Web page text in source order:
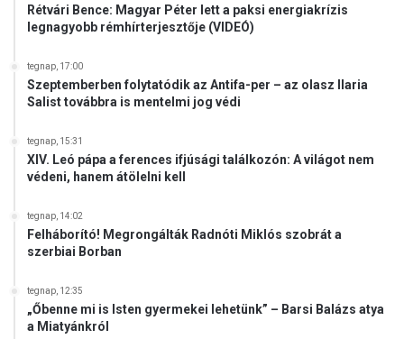
Rétvári Bence: Magyar Péter lett a paksi energiakrízis
legnagyobb rémhírterjesztője (VIDEÓ)
tegnap, 17:00
Szeptemberben folytatódik az Antifa-per – az olasz Ilaria
Salist továbbra is mentelmi jog védi
tegnap, 15:31
XIV. Leó pápa a ferences ifjúsági találkozón: A világot nem
védeni, hanem átölelni kell
tegnap, 14:02
Felháborító! Megrongálták Radnóti Miklós szobrát a
szerbiai Borban
tegnap, 12:35
„Őbenne mi is Isten gyermekei lehetünk” – Barsi Balázs atya
a Miatyánkról